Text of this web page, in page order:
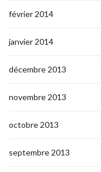
février 2014
janvier 2014
décembre 2013
novembre 2013
octobre 2013
septembre 2013